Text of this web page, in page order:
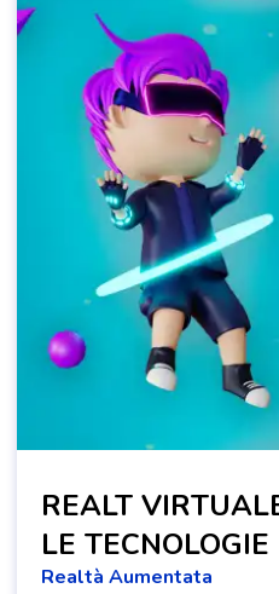
REALT
LE
Realtà Aumentata